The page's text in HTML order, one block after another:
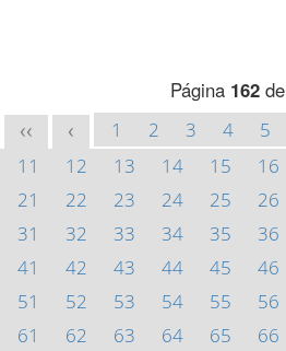
Página 162de
<< < 1 2 3 4 5
11
12 13 14 15 16
21
22 23 24 25 26
31
32 33 34 35 36
41
42 43 44 45 46
51
52 53 54 55 56
61
62 63 64 65 66